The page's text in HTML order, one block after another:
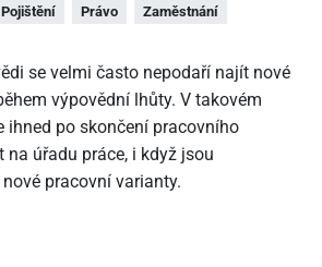
Pojištění Právo
Zaměstnání
se velmi často nepodaří najít nové
výpovědní lhůty. V takovém
ihned po skončení pracovního
na úřadu práce, i když jsou
pracovní varianty.